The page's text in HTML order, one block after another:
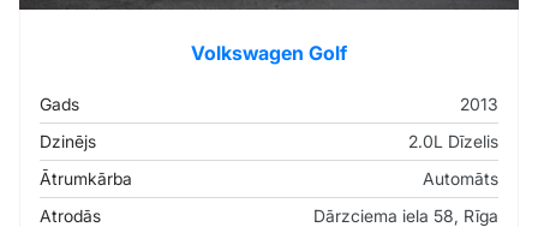
Volkswagen Golf
Gads
2013
Dzinējs
2.0L Dīzelis
Ātrumkārba
Automāts
Atrodās
Dārzciema iela 58, Rīga